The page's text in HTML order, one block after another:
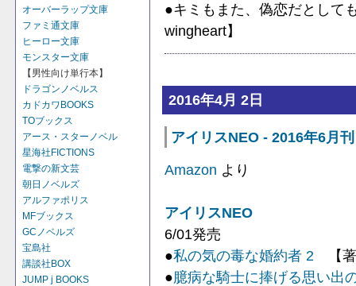
オーバーラップ文庫
ファミ通文庫
ヒーロー文庫
モンスター文庫
【男性向け単行本】
ドラゴンノベルス
カドカワBOOKS
TOブックス
アース・スターノベル
星海社FICTIONS
電撃の新文芸
朝日ノベルズ
アルファポリス
MFブックス
GCノベルズ
宝島社
講談社BOX
JUMP j BOOKS
●キミもまた、偽恋だとし
wingheart】
2016年4月 2日
アイリスNEO - 2016年6月刊
Amazon より
アイリスNEO
6/01発売
●私の気の毒な婚約者 2 【著
●臆病な騎士に捧げる思い出